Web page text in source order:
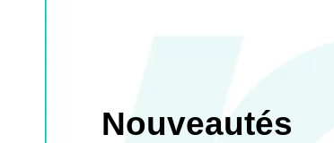
Nouveautés